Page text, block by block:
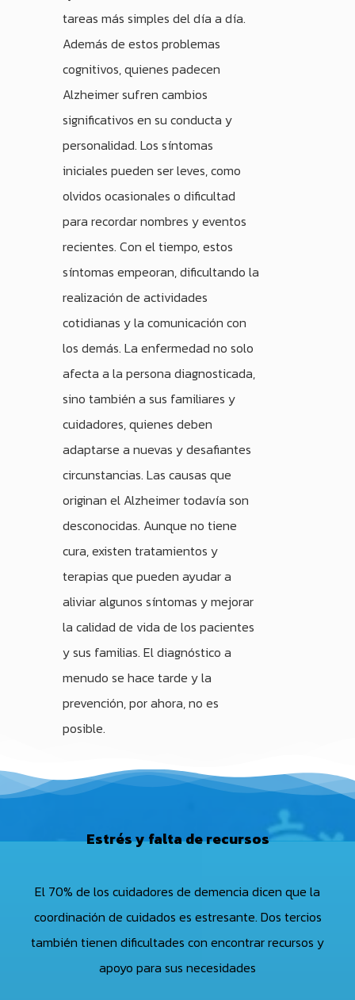
tareas más simples del día a día.
Además de estos problemas
cognitivos, quienes padecen
Alzheimer sufren cambios
significativos en su conducta y
personalidad. Los síntomas
iniciales pueden ser leves, como
olvidos ocasionales o dificultad
para recordar nombres y eventos
recientes. Con el tiempo, estos
síntomas empeoran, dificultando la
realización de actividades
cotidianas y la comunicación con
los demás. La enfermedad no solo
afecta a la persona diagnosticada,
sino también a sus familiares y
cuidadores, quienes deben
adaptarse a nuevas y desafiantes
circunstancias. Las causas que
originan el Alzheimer todavía son
desconocidas. Aunque no tiene
cura, existen tratamientos y
terapias que pueden ayudar a
aliviar algunos síntomas y mejorar
la calidad de vida de los pacientes
y sus familias. El diagnóstico a
menudo se hace tarde y la
prevención, por ahora, no es
posible.
Estrés y falta de recursos
El 70% de los cuidadores de demencia dicen que la
coordinación de cuidados es estresante. Dos tercios
también tienen dificultades con encontrar recursos y
apoyo para sus necesidades